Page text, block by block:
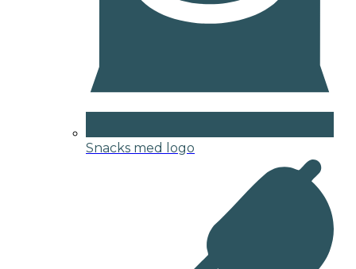
Snacks med logo